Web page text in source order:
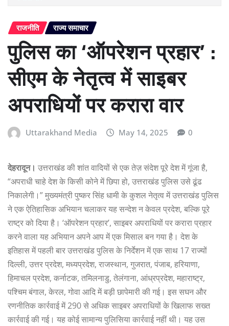
राजनीति राज्य समाचार
पुलिस का ‘ऑपरेशन प्रहार’ :
सीएम के नेतृत्व में साइबर
अपराधियों पर करारा वार
Uttarakhand Media May 14, 2025 0
देहरादून। उत्तराखंड की शांत वादियों से एक तेज़ संदेश पूरे देश में गूंजा है,
“अपराधी चाहे देश के किसी कोने में छिपा हो, उत्तराखंड पुलिस उसे ढूंढ
निकालेगी।” मुख्यमंत्री पुष्कर सिंह धामी के कुशल नेतृत्व में उत्तराखंड पुलिस
ने एक ऐतिहासिक अभियान चलाकर यह सन्देश न केवल प्रदेश, बल्कि पूरे
राष्ट्र को दिया है। ‘ऑपरेशन प्रहार’, साइबर अपराधियों पर करारा प्रहार
करने वाला यह अभियान अपने आप में एक मिसाल बन गया है। देश के
इतिहास में पहली बार उत्तराखंड पुलिस के निर्देशन में एक साथ 17 राज्यों
दिल्ली, उत्तर प्रदेश, मध्यप्रदेश, राजस्थान, गुजरात, पंजाब, हरियाणा,
हिमाचल प्रदेश, कर्नाटक, तमिलनाडु, तेलंगाना, आंध्रप्रदेश, महाराष्ट्र,
पश्चिम बंगाल, केरल, गोवा आदि में बड़ी छापेमारी की गई। इस सघन और
रणनीतिक कार्रवाई में 290 से अधिक साइबर अपराधियों के खिलाफ सख्त
कार्रवाई की गई। यह कोई सामान्य पुलिसिया कार्रवाई नहीं थी। यह उस